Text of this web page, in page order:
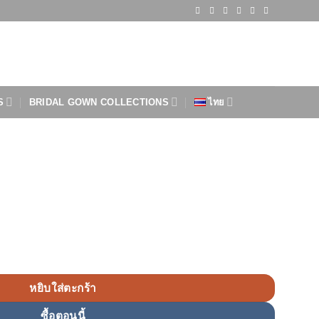
BRIDAL GOWN COLLECTIONS ไทย
หยิบใส่ตะกร้า
ซื้อตอนนี้